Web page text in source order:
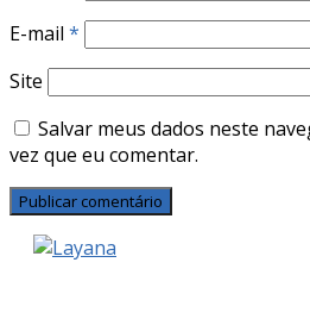
E-mail *
Site
Salvar meus dados neste
vez que eu comentar.